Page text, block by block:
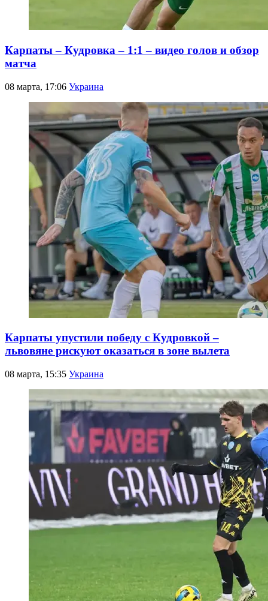
Карпаты – Кудровка – 1:1 – видео голов и обзор
матча
08 марта, 17:06 Украина
Карпаты упустили победу с Кудровкой –
львовяне рискуют оказаться в зоне вылета
08 марта, 15:35 Украина